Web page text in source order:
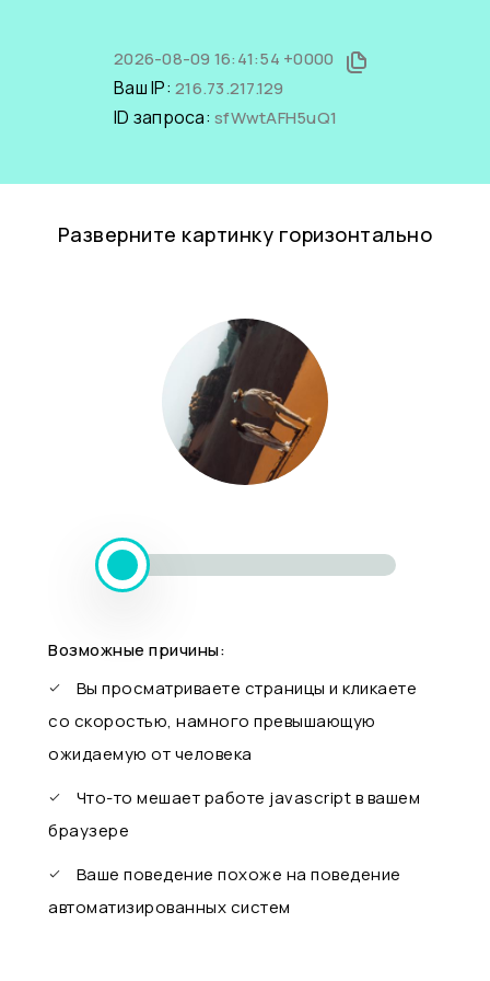
2026-08-09 16:41:54 +0000
Ваш IP: 216.73.217.129
ID запроса: sfWwtAFH5uQ1
Разверните картинку горизонтально
Возможные причины:
Вы просматриваете страницы и кликаете
со скоростью, намного превышающую
ожидаемую от человека
Что-то мешает работе javascript в вашем
браузере
Ваше поведение похоже на поведение
автоматизированных систем